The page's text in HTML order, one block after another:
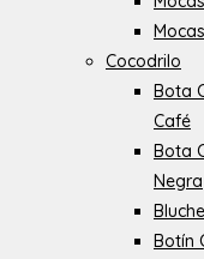
Cocodrilo
Bota
Café
Bota
Negra
Botín